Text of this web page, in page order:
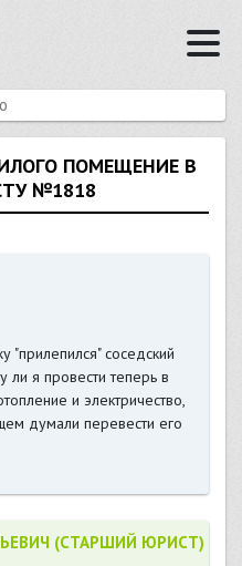
ПОМЕЩЕНИЕ В
№1818
соседский
ли я провести теперь в
и электричество,
думали перевести его
(СТАРШИЙ ЮРИСТ)